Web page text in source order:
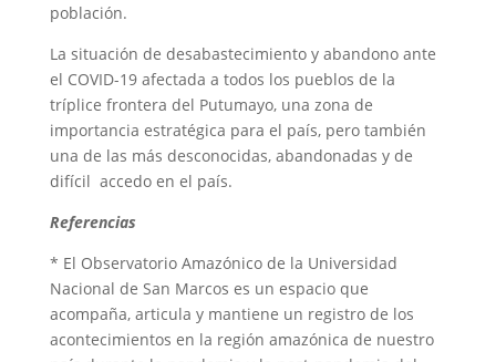
población.
La situación de desabastecimiento y abandono ante
el COVID-19 afectada a todos los pueblos de la
tríplice frontera del Putumayo, una zona de
importancia estratégica para el país, pero también
una de las más desconocidas, abandonadas y de
difícil accedo en el país.
Referencias
* El Observatorio Amazónico de la Universidad
Nacional de San Marcos es un espacio que
acompaña, articula y mantiene un registro de los
acontecimientos en la región amazónica de nuestro